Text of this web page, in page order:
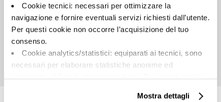
Cookie tecnici: necessari per ottimizzare la
navigazione e fornire eventuali servizi richiesti dall’utente.
Per questi cookie non occorre l’acquisizione del tuo
consenso.
Cookie analytics/statistici: equiparati ai tecnici, sono
necessari per elaborare statistiche anonime ed
Cookie di profilazione/marketing: sono utilizzati, solo
Mostra dettagli
Единица измерения:
MQ